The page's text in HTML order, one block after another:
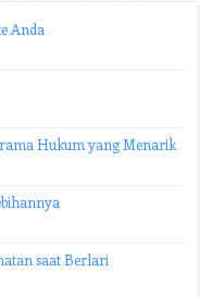
Anda
Hukum yang Menarik
saat Berlari